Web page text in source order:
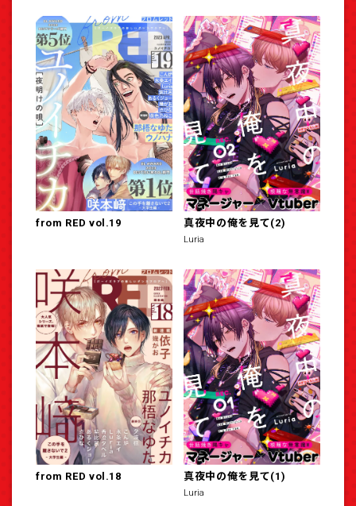
from RED vol.19 真夜中の俺を見て(2)
Luria
from RED vol.18 真夜中の俺を見て(1)
Luria